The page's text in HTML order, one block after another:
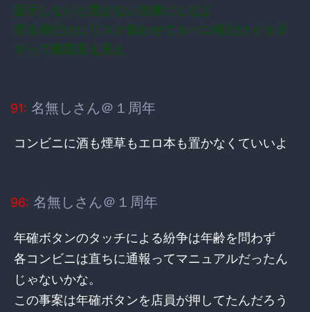
提示しないと買えない法律にしなよ
売る側だけにリスク負わせてタバコ税だけイタダ
キって構図見え見え
91: 名無しさん＠１周年
コンビニに酒も煙草もエロ本も置かなくていいよ
96: 名無しさん＠１周年
年確ボタンのタッチによる紛争は年齢を問わず
各コンビニは直ちに通報ってマニュアルだったん
じゃないかな。
この事案は年確ボタンを店員が押してたんだろう